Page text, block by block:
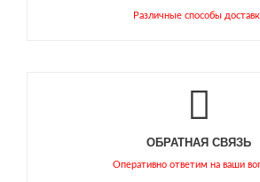
Различные способы
ОБРАТНАЯ СВЯЗЬ
Оперативно ответим на ваши